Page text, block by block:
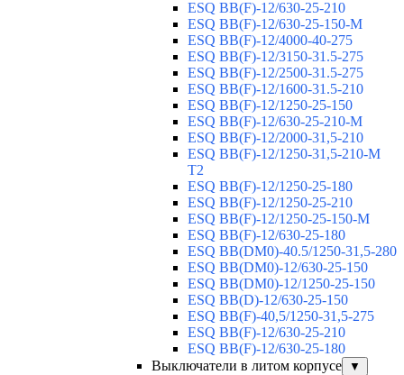
ESQ ВВ(F)-12/630-25-210
ESQ ВВ(F)-12/630-25-150-М
ESQ ВВ(F)-12/4000-40-275
ESQ ВВ(F)-12/3150-31.5-275
ESQ ВВ(F)-12/2500-31.5-275
ESQ ВВ(F)-12/1600-31.5-210
ESQ ВВ(F)-12/1250-25-150
ESQ BB(F)-12/630-25-210-М
ESQ BB(F)-12/2000-31,5-210
ESQ BB(F)-12/1250-31,5-210-М
T2
ESQ BB(F)-12/1250-25-180
ESQ ВВ(F)-12/1250-25-210
ESQ ВВ(F)-12/1250-25-150-М
ESQ BB(F)-12/630-25-180
ESQ ВВ(DM0)-40.5/1250-31,5-280
ESQ ВВ(DM0)-12/630-25-150
ESQ ВВ(DM0)-12/1250-25-150
ESQ BB(D)-12/630-25-150
ESQ ВВ(F)-40,5/1250-31,5-275
ESQ ВВ(F)-12/630-25-210
ESQ ВВ(F)-12/630-25-180
Выключатели в литом корпусе
▼